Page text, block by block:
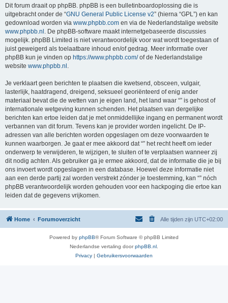
Dit forum draait op phpBB. phpBB is een bulletinboardoplossing die is
uitgebracht onder de “GNU General Public License v2” (hierna “GPL”) en kan
gedownload worden via www.phpbb.com en via de Nederlandstalige website
www.phpbb.nl . De phpBB-software maakt internetgebaseerde discussies
mogelijk. phpBB Limited is niet verantwoordelijk voor wat wordt toegestaan of
juist geweigerd als toelaatbare inhoud en/of gedrag. Meer informatie over
phpBB kun je vinden op https://www.phpbb.com/of de Nederlandstalige
website www.phpbb.nl .
Je verklaart geen berichten te plaatsen die kwetsend, obsceen, vulgair,
lasterlijk, haatdragend, dreigend, seksueel georiënteerd of enig ander
materiaal bevat die de wetten van je eigen land, het land waar “” is gehost of
internationale wetgeving kunnen schenden. Het plaatsen van dergelijke
berichten kan ertoe leiden dat je met onmiddellijke ingang en permanent wordt
verbannen van dit forum. Tevens kan je provider worden ingelicht. De IP-
adressen van alle berichten worden opgeslagen om deze voorwaarden te
kunnen waarborgen. Je gaat er mee akkoord dat “” het recht heeft om ieder
onderwerp te verwijderen, te wijzigen, te sluiten of te verplaatsen wanneer zij
dit nodig achten. Als gebruiker ga je ermee akkoord, dat de informatie die je bij
ons invoert wordt opgeslagen in een database. Hoewel deze informatie niet
aan een derde partij zal worden verstrekt zónder je toestemming, kan “” nóch
phpBB verantwoordelijk worden gehouden voor een hackpoging die ertoe kan
leiden dat de gegevens vrijkomen.
Home Forumoverzicht Alle tijden zijn UTC+02:00
Powered by phpBB® Forum Software © phpBB Limited
Nederlandse vertaling doorphpBB.nl
Privacy | Gebruikersvoorwaarden